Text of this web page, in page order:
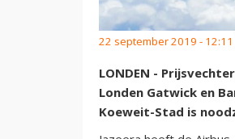
22 september 2019 -
LONDEN -
Londen Gatwick en
Koeweit-Stad is